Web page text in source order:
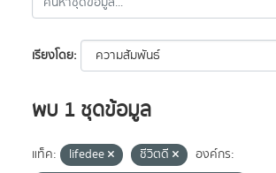
เรียงโดย
พบ 1 ชุดข้อมูล
แท็ค: lifedee ชีวิตดี
องค์กร: